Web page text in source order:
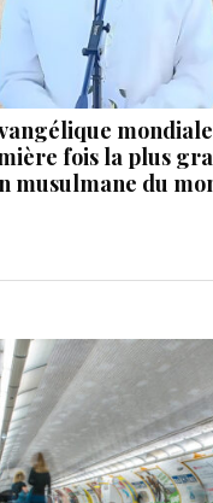
fois la plus
musulmane du